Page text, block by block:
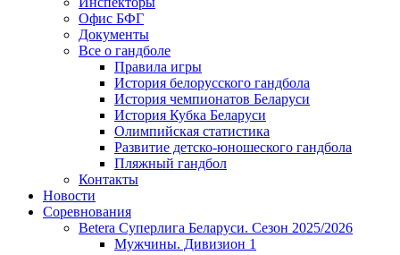
Офис БФГ
Документы
Все о гандболе
Правила игры
История белорусского гандбола
История чемпионатов Беларуси
История Кубка Беларуси
Олимпийская статистика
Развитие детско-юношеского гандбола
Пляжный гандбол
Контакты
Новости
Соревнования
Betera Суперлига Беларуси. Сезон 2025/2026
Мужчины. Дивизион 1